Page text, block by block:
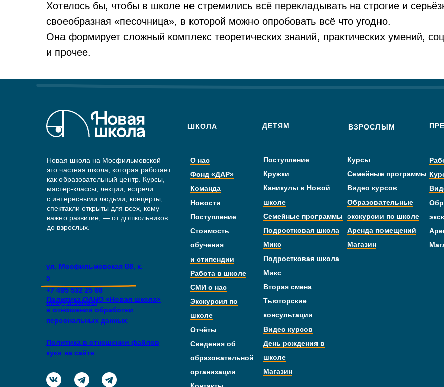
Хотелось бы, чтобы в школе не стремились всё перекладывать на строгие и
своеобразная «песочница», в которой можно опробовать всё что угодно.
Она формирует сложный комплекс теоретических знаний, практических умений,
и прочее.
ШКОЛА ДЕТЯМ ВЗРОСЛЫМ
О нас
Фонд «ДАР»
Команда
Новости
Поступление
Стоимость
обучения
и стипендии
Работа в школе
СМИ о нас
Экскурсия по
школе
Отчёты
Сведения об
образовательной
организации
Поступление
Кружки
Каникулы в Новой
школе
Семейные программы
Подростковая школа
Микс
Подростковая школа
Микс
Вторая смена
Тьюторские
консультации
Видео курсов
День рождения в
школе
Магазин
Новая школа на Мосфильмовской —
это частная школа, которая работает
как образовательный центр. Курсы,
мастер-классы, лекции, встречи
с интересными людьми, концерты,
спектакли открыты для всех, кому
важно развитие, — от дошкольников
до взрослых.
Курсы
Семейные программы
Видео курсов
Образовательные
экскурсии по школе
Аренда помещений
Магазин
ул. Мосфильмовская 88, к.
5
+7 495 532 25 88
info@n.school
Политика ОАНО «Новая школа»
в отношении обработки
персональных данных
Политика в отношении файлов
куки на сайте